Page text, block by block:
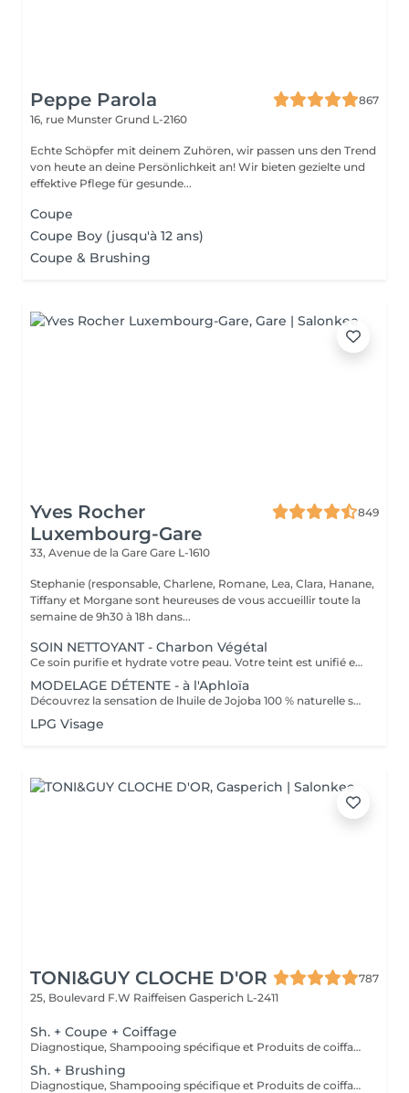
Peppe Parola
867
16, rue Munster Grund L-2160
Echte Schöpfer mit deinem Zuhören, wir passen uns den Trend
von heute an deine Persönlichkeit an! Wir bieten gezielte und
effektive Pflege für gesunde...
Coupe
Coupe Boy (jusqu'à 12 ans)
Coupe & Brushing
Yves Rocher
Luxembourg-Gare
849
33, Avenue de la Gare Gare L-1610
Stephanie (responsable, Charlene, Romane, Lea, Clara, Hanane,
Tiffany et Morgane sont heureuses de vous accueillir toute la
semaine de 9h30 à 18h dans...
SOIN NETTOYANT - Charbon Végétal
Ce soin purifie et hydrate votre peau. Votre teint est unifié et lumineux, grâce à l' alliance du Charbon Végétal et de l'édulis
MODELAGE DÉTENTE - à l'Aphloïa
Découvrez la sensation de lhuile de Jojoba 100 % naturelle sur votre peau. Nourrie, votre peau retrouve tout son confort. Libéré de ses tensions grâce aux mains habiles de notre esthéticienne, votre visage est détendu. Bénéfices : Nourrie, votre peau retrouve tout son confort.
LPG Visage
TONI&GUY CLOCHE D'OR
787
25, Boulevard F.W Raiffeisen Gasperich L-2411
Sh. + Coupe + Coiffage
Diagnostique, Shampooing spécifique et Produits de coiffage inclus.
Sh. + Brushing
Diagnostique, Shampooing spécifique et Produits de coiffage inclus.